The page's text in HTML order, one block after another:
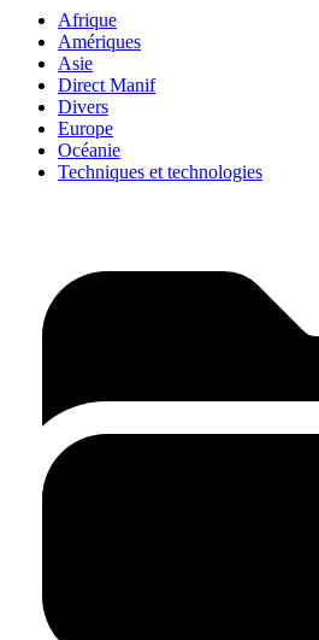
Afrique
Amériques
Asie
Direct Manif
Divers
Europe
Océanie
Techniques et technologies